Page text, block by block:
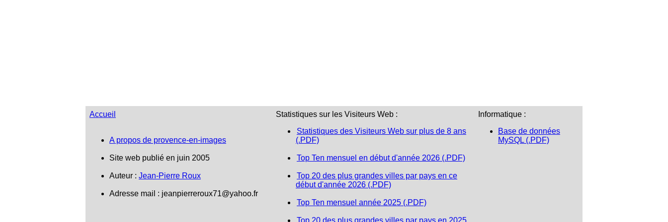
Accueil
A propos de provence-en-images
Site web publié en juin 2005
Auteur : Jean-Pierre Roux
Adresse mail : jeanpierreroux71@yahoo.fr
Statistiques sur les Visiteurs Web :
Statistiques des Visiteurs Web sur plus de 8 ans
(.PDF)
Top Ten mensuel en début d'année 2026 (.PDF)
Top 20 des plus grandes villes par pays en ce
début d'année 2026 (.PDF)
Top Ten mensuel année 2025 (.PDF)
Top 20 des plus grandes villes par pays en 2025
Informatique :
Base de données
MySQL (.PDF)